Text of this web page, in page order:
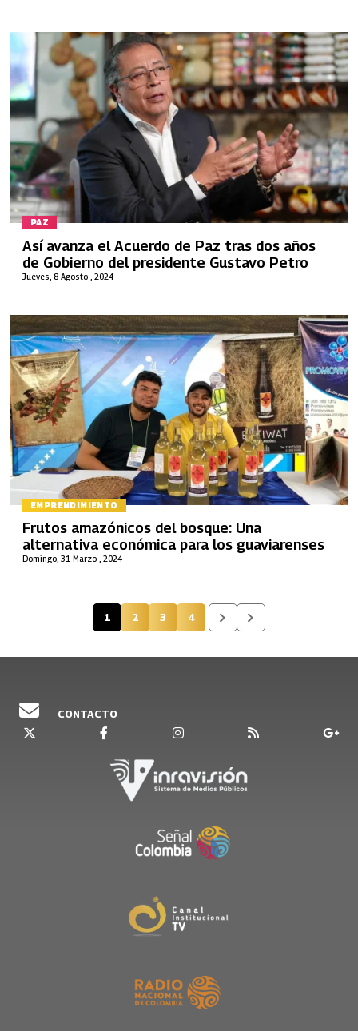
PAZ
Jueves, 8 Agosto , 2024
Así avanza el Acuerdo de Paz tras dos años
de Gobierno del presidente Gustavo Petro
EMPRENDIMIENTO
Domingo, 31 Marzo , 2024
Frutos amazónicos del bosque: Una
alternativa económica para los guaviarenses
Página actual
1 Página
2 Página
3 Página
4
CONTACTO